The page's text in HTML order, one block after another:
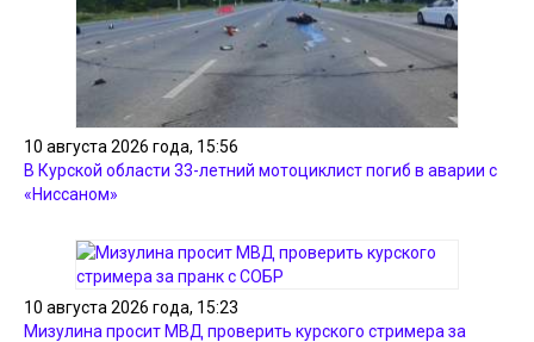
10 августа 2026 года, 15:56
В Курской области 33-летний мотоциклист погиб в аварии с
«Ниссаном»
10 августа 2026 года, 15:23
Мизулина просит МВД проверить курского стримера за